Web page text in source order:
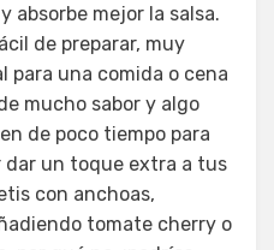
absorbe mejor la salsa.
de preparar, muy
para una comida o cena
mucho sabor y algo
de poco tiempo para
dar un toque extra a tus
con anchoas,
tomate cherry o